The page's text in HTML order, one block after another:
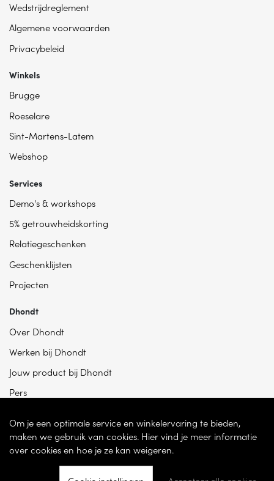
Wedstrijdreglement
Algemene voorwaarden
Privacybeleid
Winkels
Brugge
Roeselare
Sint-Martens-Latem
Webshop
Services
Demo's & workshops
5% getrouwheidskorting
Relatiegeschenken
Geschenklijsten
Projecten
Dhondt
Over Dhondt
Werken bij Dhondt
Jouw product bij Dhondt
Pers
Om je een optimale service en winkelervaring te bieden,
maken we gebruik van cookies. Hier vind je meer informatie
over cookies en hoe je ze kan weigeren.